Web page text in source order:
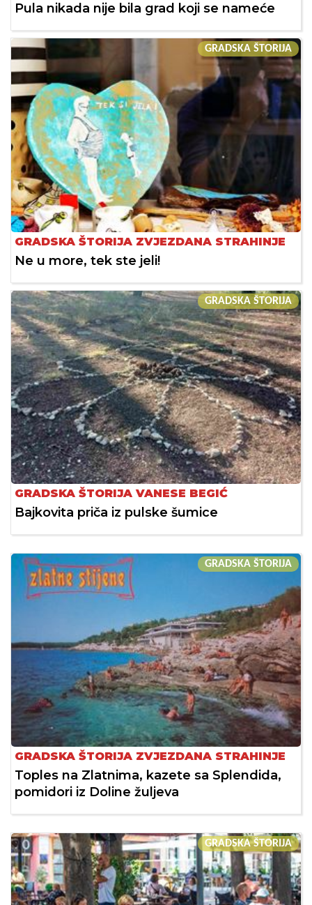
Pula nikada nije bila grad koji se nameće
GRADSKA ŠTORIJA
GRADSKA ŠTORIJA ZVJEZDANA STRAHINJE
Ne u more, tek ste jeli!
GRADSKA ŠTORIJA
GRADSKA ŠTORIJA VANESE BEGIĆ
Bajkovita priča iz pulske šumice
GRADSKA ŠTORIJA
GRADSKA ŠTORIJA ZVJEZDANA STRAHINJE
Toples na Zlatnima, kazete sa Splendida,
pomidori iz Doline žuljeva
GRADSKA ŠTORIJA